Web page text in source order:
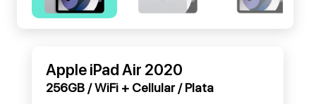
Apple iPad Air 2020
256GB / WiFi + Cellular / Plata